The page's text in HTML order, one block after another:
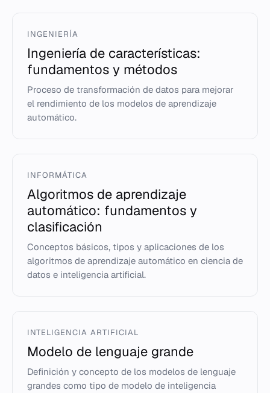
INGENIERÍA
Ingeniería de características:
fundamentos y métodos
Proceso de transformación de datos para mejorar
el rendimiento de los modelos de aprendizaje
automático.
INFORMÁTICA
Algoritmos de aprendizaje
automático: fundamentos y
clasificación
Conceptos básicos, tipos y aplicaciones de los
algoritmos de aprendizaje automático en ciencia de
datos e inteligencia artificial.
INTELIGENCIA ARTIFICIAL
Modelo de lenguaje grande
Definición y concepto de los modelos de lenguaje
grandes como tipo de modelo de inteligencia